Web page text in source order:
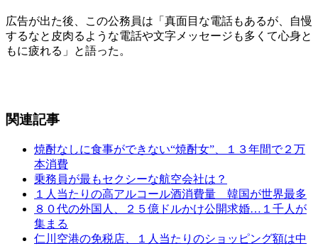
広告が出た後、この公務員は「真面目な電話もあるが、自慢
するなと皮肉るような電話や文字メッセージも多くて心身と
もに疲れる」と語った。
関連記事
焼酎なしに食事ができない“焼酎女”、１３年間で２万
本消費
乗務員が最もセクシーな航空会社は？
１人当たりの高アルコール酒消費量 韓国が世界最多
８０代の外国人、２５億ドルかけ公開求婚…１千人が
集まる
仁川空港の免税店、１人当たりのショッピング額は中